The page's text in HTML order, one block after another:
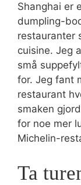
Shanghai er
dumpling-
restauranter
cuisine. Jeg
små
for. Jeg fant
restaurant
smaken
for noe mer
Michelin-
Ta